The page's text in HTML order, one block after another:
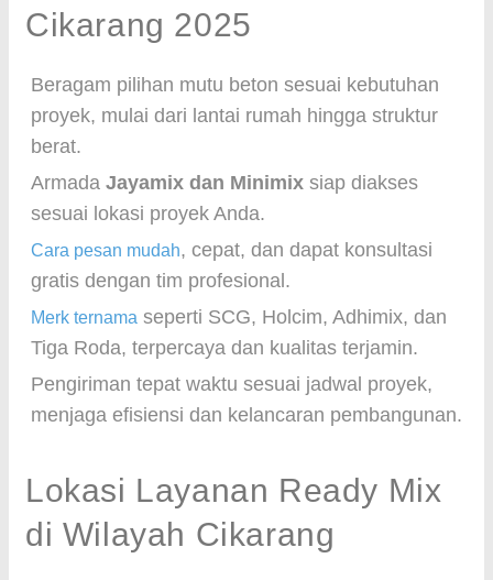
Cikarang 2025
Beragam pilihan mutu beton sesuai kebutuhan
proyek, mulai dari lantai rumah hingga struktur
berat.
Armada Jayamix dan Minimix siap diakses
sesuai lokasi proyek Anda.
Cara pesan mudah, cepat, dan dapat konsultasi
gratis dengan tim profesional.
Merk ternama seperti SCG, Holcim, Adhimix, dan
Tiga Roda, terpercaya dan kualitas terjamin.
Pengiriman tepat waktu sesuai jadwal proyek,
menjaga efisiensi dan kelancaran pembangunan.
Lokasi Layanan Ready Mix
di Wilayah Cikarang